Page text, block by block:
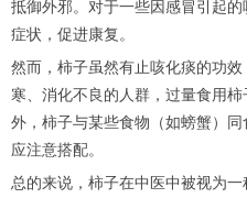
抵御外邪。对于一些因感冒引起
症状，促进康复。
然而，柿子虽然有止咳化痰的功
寒、消化不良的人群，过量食用
外，柿子与某些食物（如螃蟹）
应注意搭配。
总的来说，柿子在中医中被视为